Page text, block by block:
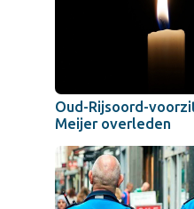
Oud-Rijsoord-
Meijer overleden